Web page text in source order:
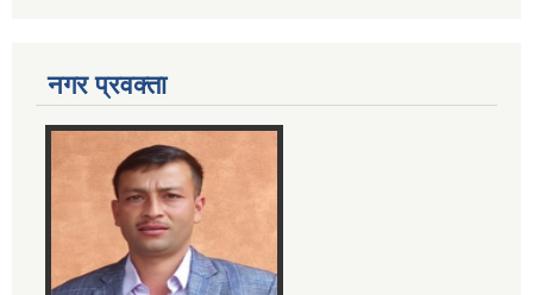
नगर प्रवक्ता